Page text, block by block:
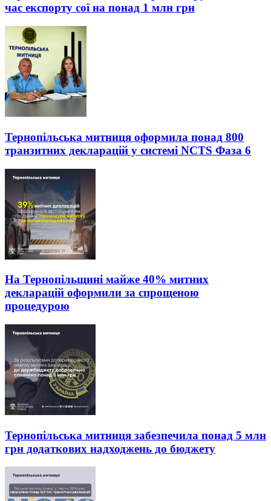
час експорту сої на понад 1 млн грн
Тернопільська митниця оформила понад 800
транзитних декларацій у системі NCTS Фаза 6
На Тернопільщині майже 40% митних
декларацій оформили за спрощеною
процедурою
Тернопільська митниця забезпечила понад 5 млн
грн додаткових надходжень до бюджету